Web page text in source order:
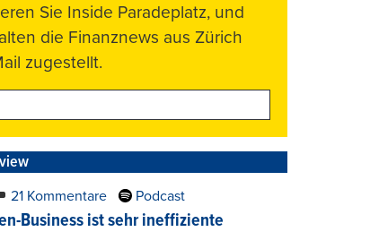
Sie Inside Paradeplatz, und
die Finanznews aus Zürich
zugestellt.
21 Kommentare Podcast
Business ist sehr ineffiziente